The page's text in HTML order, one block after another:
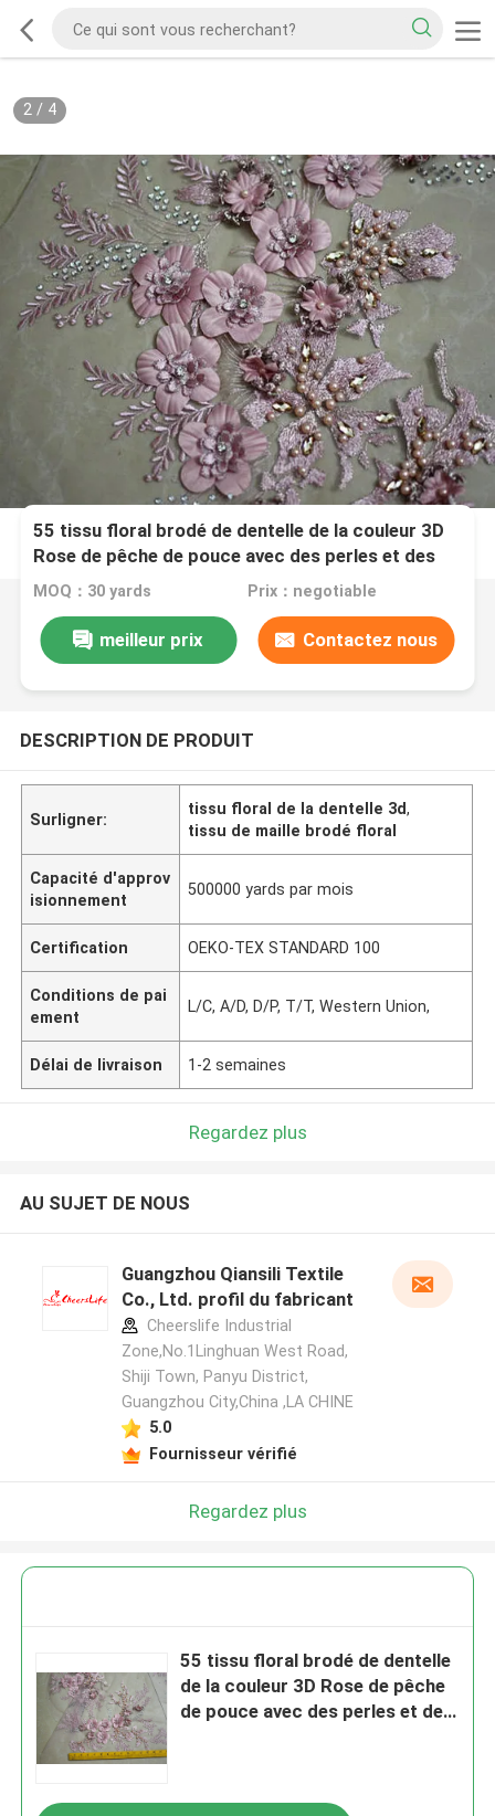
2/ 4
55 tissu floral brodé de dentelle de la couleur 3D
Rose de pêche de pouce avec des perles et des
paillettes
MOQ：30 yards Prix：negotiable
meilleur prix Contactez nous
DESCRIPTION DE PRODUIT
Surligner:
tissu floral de la dentelle 3d,
tissu de maille brodé floral
Capacité d'approv
isionnement
500000 yards par mois
Certification OEKO-TEX STANDARD 100
Conditions de pai
ement
L/C, A/D, D/P, T/T, Western Union,
Délai de livraison 1-2 semaines
Regardez plus
AU SUJET DE NOUS
Guangzhou Qiansili Textile
Co., Ltd. profil du fabricant
Cheerslife Industrial
Zone,No.1Linghuan West Road,
Shiji Town, Panyu District,
Guangzhou City,China ,LA CHINE
5.0
Fournisseur vérifié
Regardez plus
55 tissu floral brodé de dentelle
de la couleur 3D Rose de pêche
de pouce avec des perles et des